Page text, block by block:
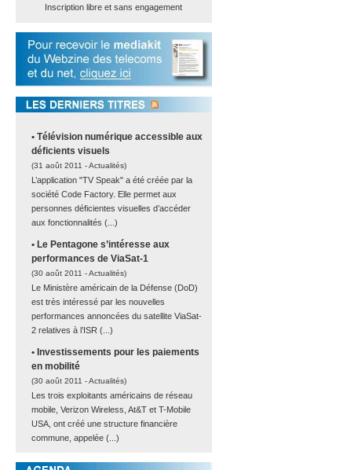
Inscription libre et sans engagement
• Télévision numérique accessible aux
déficients visuels
(31 août 2011 -Actualités)
L’application "TV Speak" a été créée par la
société Code Factory. Elle permet aux
personnes déficientes visuelles d’accéder
aux fonctionnalités (...)
• Le Pentagone s’intéresse aux
performances de ViaSat-1
(30 août 2011 -Actualités)
Le Ministère américain de la Défense (DoD)
est très intéressé par les nouvelles
performances annoncées du satellite ViaSat-
2 relatives à l’ISR (...)
• Investissements pour les paiements
en mobilité
(30 août 2011 -Actualités)
Les trois exploitants américains de réseau
mobile, Verizon Wireless, At&T et T-Mobile
USA, ont créé une structure financière
commune, appelée (...)